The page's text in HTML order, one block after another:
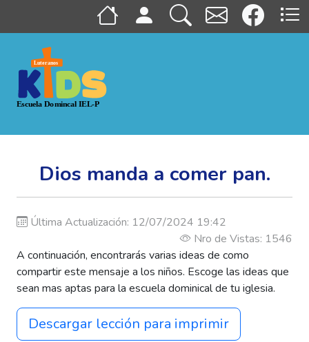
Dios manda a comer pan.
Última Actualización: 12/07/2024 19:42
Nro de Vistas: 1546
A continuación, encontrarás varias ideas de como
compartir este mensaje a los niños. Escoge las ideas que
sean mas aptas para la escuela dominical de tu iglesia.
Descargar lección para imprimir